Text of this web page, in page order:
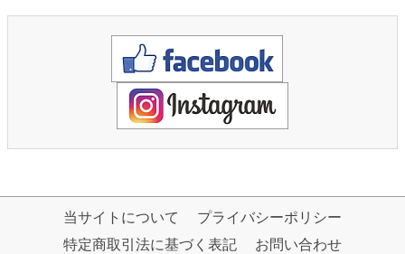
当サイトについて
プライバシーポリシー
特定商取引法に基づく表記
お問い合わせ